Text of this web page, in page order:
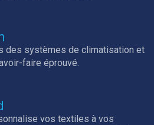
des systèmes de climatisation et
faire éprouvé.
vos textiles à vos